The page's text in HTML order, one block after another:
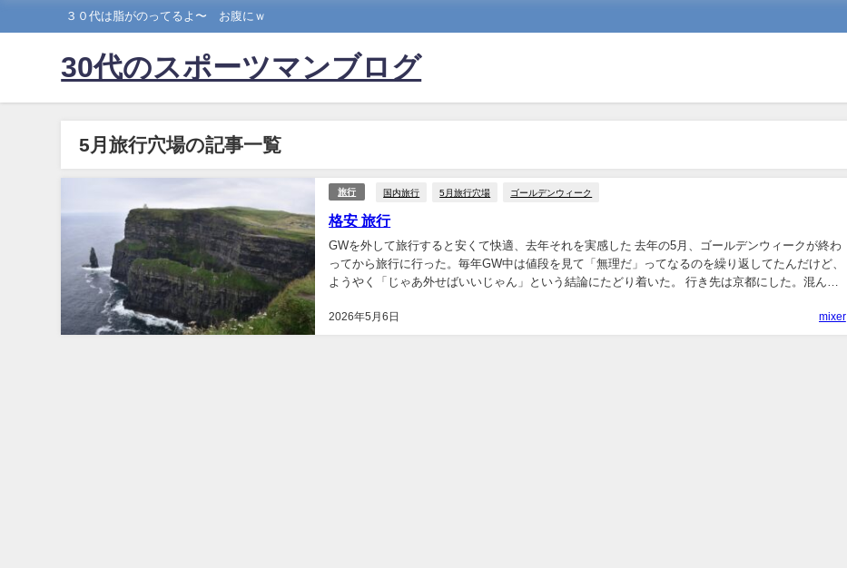
３０代は脂がのってるよ〜 お腹にｗ
30代のスポーツマンブログ
5月旅行穴場の記事一覧
旅行 国内旅行 5月旅行穴場 ゴールデンウィーク
格安 旅行
2026年5月6日
GWを外して旅行すると安くて快適、去年それを実感した 去年の5月、ゴールデンウィークが終わ
ってから旅行に行った。毎年GW中は値段を見て「無理だ」ってなるのを繰り返してたんだけど、
ようやく「じゃあ外せばいいじゃん」という結論にたどり着いた。 行き先は京都にした。混んで
mixer